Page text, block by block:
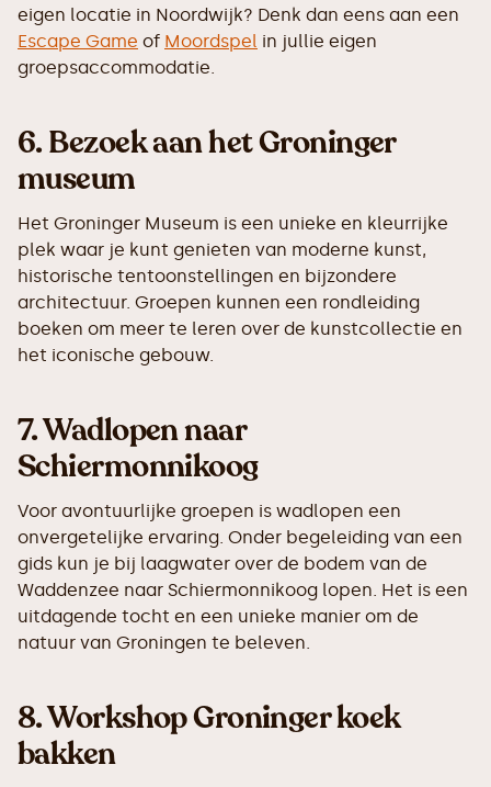
eigen locatie in Noordwijk? Denk dan eens aan een
Escape Game of Moordspel in jullie eigen
groepsaccommodatie.
6.Bezoek aan het Groninger
museum
Het Groninger Museum is een unieke en kleurrijke
plek waar je kunt genieten van moderne kunst,
historische tentoonstellingen en bijzondere
architectuur. Groepen kunnen een rondleiding
boeken om meer te leren over de kunstcollectie en
het iconische gebouw.
7.Wadlopen naar
Schiermonnikoog
Voor avontuurlijke groepen is wadlopen een
onvergetelijke ervaring. Onder begeleiding van een
gids kun je bij laagwater over de bodem van de
Waddenzee naar Schiermonnikoog lopen. Het is een
uitdagende tocht en een unieke manier om de
natuur van Groningen te beleven.
8.Workshop Groninger koek
bakken